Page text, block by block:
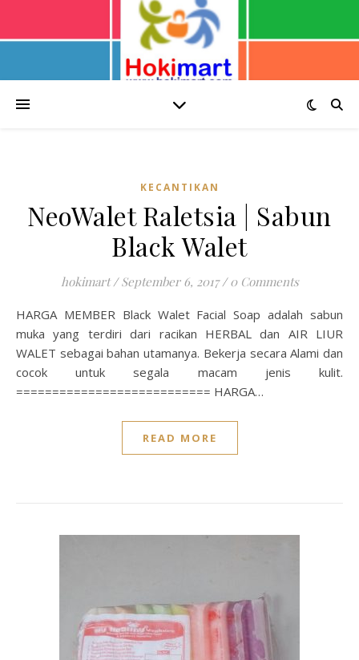
KECANTIKAN
NeoWalet Raletsia | Sabun
Black Walet
hokimart / September 6, 2017 / 0 Comments
HARGA MEMBER Black Walet Facial Soap adalah sabun
muka yang terdiri dari racikan HERBAL dan AIR LIUR
WALET sebagai bahan utamanya. Bekerja secara Alami dan
cocok untuk segala macam jenis kulit.
=========================== HARGA…
READ MORE